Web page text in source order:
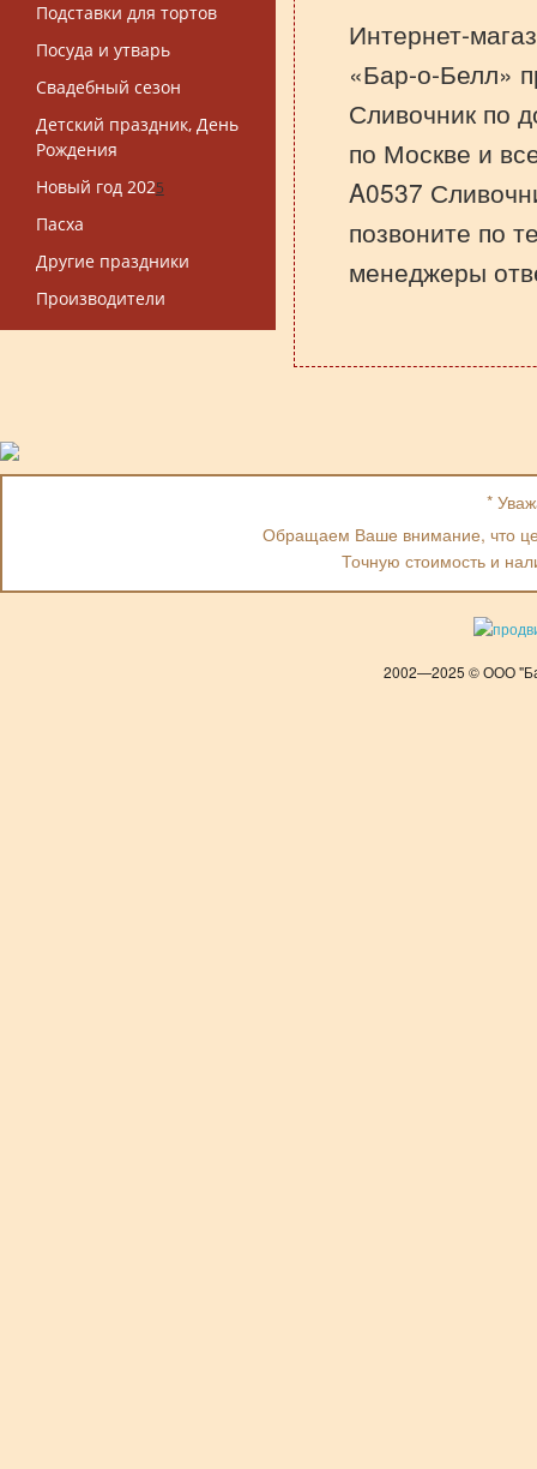
Подставки для тортов
Посуда и утварь
Свадебный сезон
Детский праздник, День
Рождения
Новый год 2025
Пасха
Другие праздники
Производители
Интернет-
«Бар-о-Белл»
Сливочник по
по Москве и
A0537
позвоните по
менеджеры
*
Обращаем Ваше внимание, что
Точную стоимость и
2002—2025 © ООО